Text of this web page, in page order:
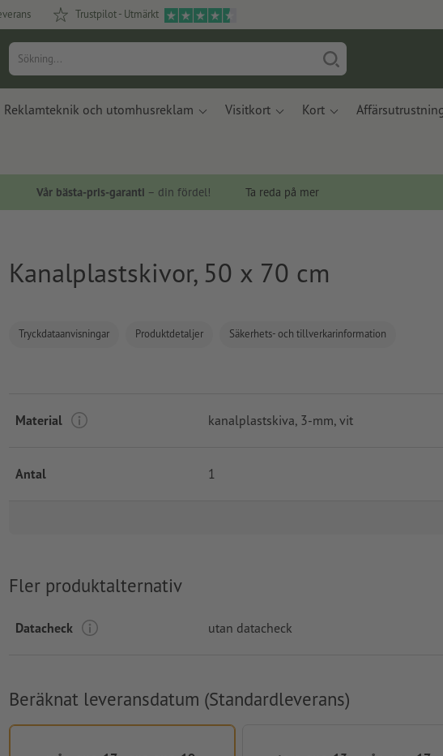
Trustpilot - Utmärkt
Reklamteknik och utomhusreklam Visitkort Kort
Vår bästa-pris-garanti – din fördel! Ta reda på mer
Kanalplastskivor, 50 x 70 cm
Tryckdataanvisningar Produktdetaljer Säkerhets- och tillverkarinformation
Material kanalplastskiva, 3-mm, vit
Antal 1
Fler produktalternativ
Datacheck utan datacheck
Beräknat leveransdatum (Standardleverans)